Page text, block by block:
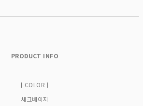
PRODUCT INFO
ㅣCOLORㅣ
체크베이지